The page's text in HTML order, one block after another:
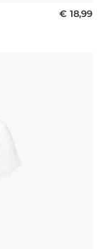
€ 18,99